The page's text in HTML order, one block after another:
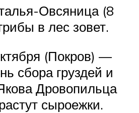
Овсяница (8
в лес зовет.
(Покров) —
сбора груздей и
Дровопильца
сыроежки.